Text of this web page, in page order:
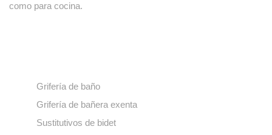
como para cocina.
Grifería de baño
Grifería de bañera exenta
Sustitutivos de bidet